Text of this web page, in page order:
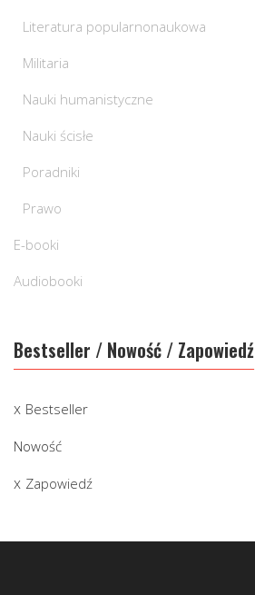
Literatura popularnonaukowa
Militaria
Nauki humanistyczne
Nauki ścisłe
Poradniki
Prawo
E-booki
Audiobooki
Bestseller / Nowość / Zapowiedź
Bestseller
Nowość
Zapowiedź